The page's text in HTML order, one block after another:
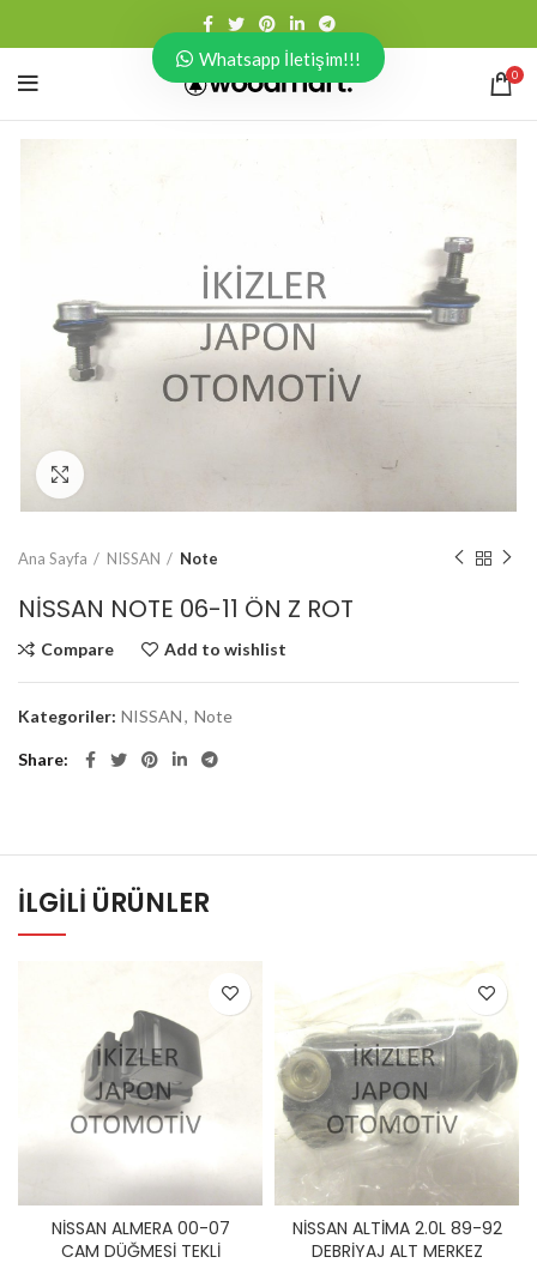
0
Ana Sayfa NISSAN Note
NİSSAN NOTE 06-11 ÖN Z ROT
Compare Add to wishlist
Kategoriler: NISSAN, Note
Share
İLGILI ÜRÜNLER
NİSSAN ALMERA 00-07
CAM DÜĞMESİ TEKLİ
NİSSAN ALTİMA 2.0L 89-92
DEBRİYAJ ALT MERKEZ
Whatsapp İletişim!!!